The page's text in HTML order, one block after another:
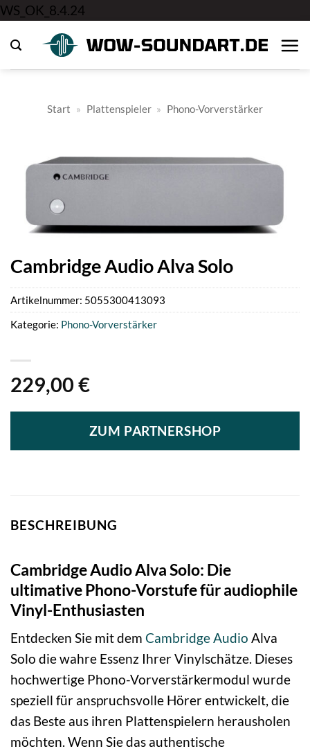
WS_OK_8.4.24
springen
Start » Plattenspieler » Phono-Vorverstärker
Cambridge Audio Alva Solo
229,00 €
ZUM PARTNERSHOP
Artikelnummer: 5055300413093
Kategorie: Phono-Vorverstärker
BESCHREIBUNG
Cambridge Audio Alva Solo: Die
ultimative Phono-Vorstufe für audiophile
Vinyl-Enthusiasten
Entdecken Sie mit dem Cambridge Audio Alva
Solo die wahre Essenz Ihrer Vinylschätze. Dieses
hochwertige Phono-Vorverstärkermodul wurde
speziell für anspruchsvolle Hörer entwickelt, die
das Beste aus ihren Plattenspielern herausholen
möchten. Wenn Sie das authentische